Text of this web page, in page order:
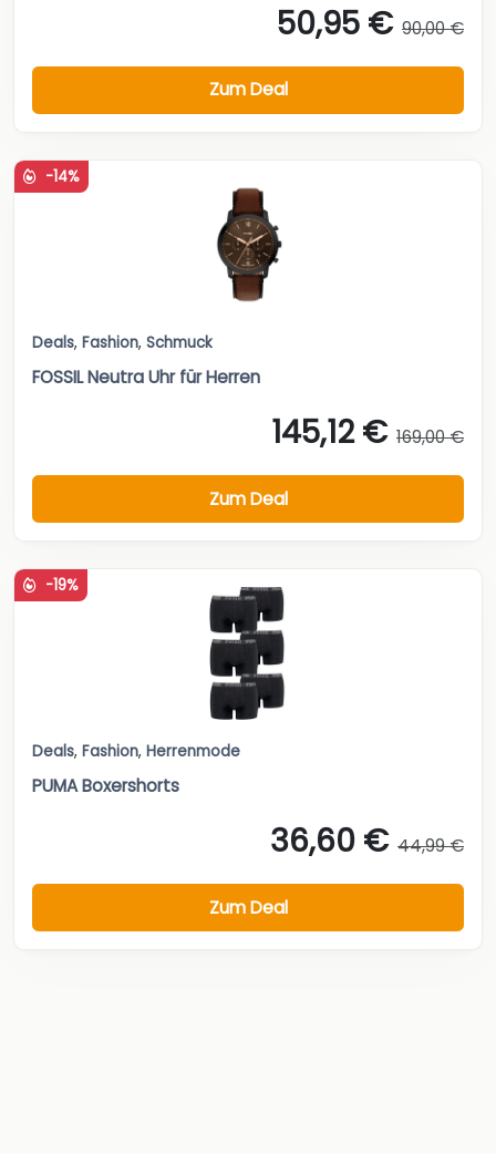
50,95 € 90,00 €
Zum Deal
-14%
Deals, Fashion, Schmuck
FOSSIL Neutra Uhr für Herren
145,12 € 169,00 €
Zum Deal
-19%
Deals, Fashion, Herrenmode
PUMA Boxershorts
36,60 € 44,99 €
Zum Deal